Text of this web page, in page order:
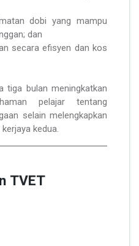
dobi yang mampu
dan
secara efisyen dan kos
tiga bulan meningkatkan
pelajar tentang
selain melengkapkan
kedua.
TVET